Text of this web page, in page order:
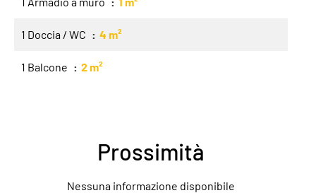
1 Doccia / WC 4 m²
1 Balcone 2 m²
Prossimità
Nessuna informazione disponibile